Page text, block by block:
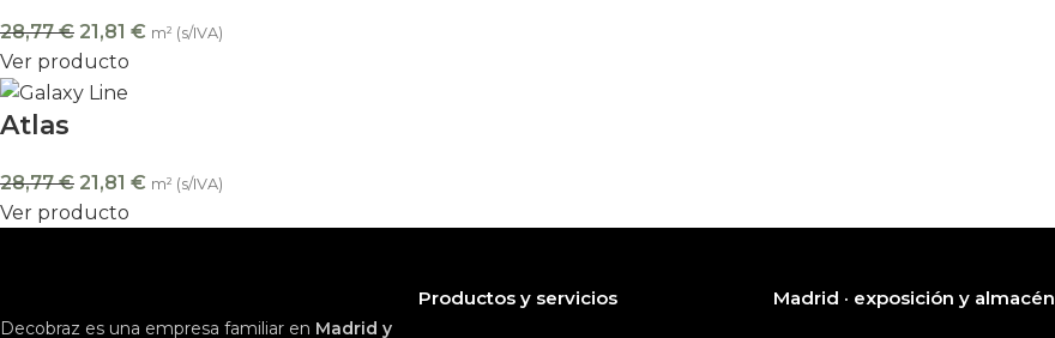
28,77€ 21,81 € m² (s/IVA)
Ver producto
Atlas
28,77€ 21,81 € m² (s/IVA)
Ver producto
Decobraz es una empresa familiar en Madrid y
Productos y servicios Madrid · exposición y almacén